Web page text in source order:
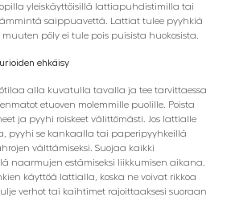
yleiskäyttöisillä lattiapuhdistimilla tai
saippuavettä. Lattiat tulee pyyhkiä
pöly ei tule pois puisista huokosista.
ehkäisy
alla kuvatulla tavalla ja tee tarvittaessa
etuoven molemmille puolille. Poista
ja pyyhi roiskeet välittömästi. Jos lattialle
pyyhi se kankaalla tai paperipyyhkeillä
välttämiseksi. Suojaa kaikki
naarmujen estämiseksi liikkumisen aikana.
käyttöä lattialla, koska ne voivat rikkoa
verhot tai kaihtimet rajoittaaksesi suoraan